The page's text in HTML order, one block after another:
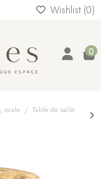
Wishlist (0)
0
ovale
Table de salle